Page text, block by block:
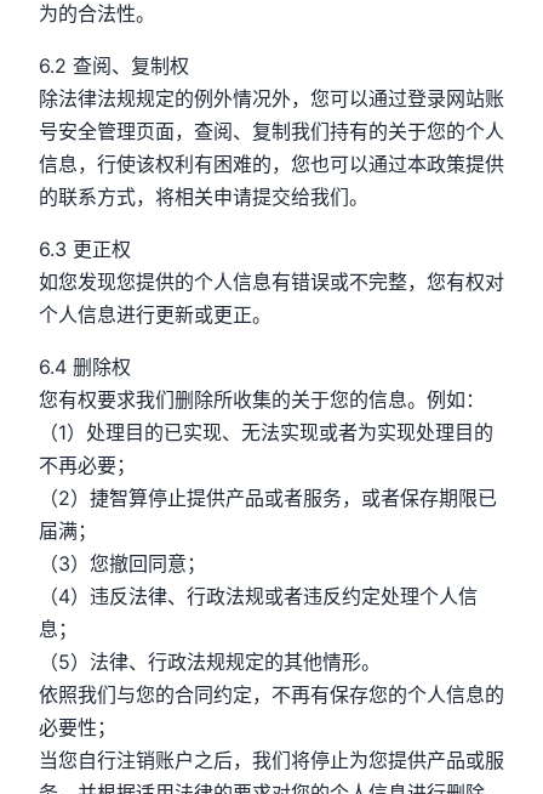
为的合法性。
6.2 查阅、复制权
除法律法规规定的例外情况外，您可以通过登录网站账
号安全管理页面，查阅、复制我们持有的关于您的个人
信息，行使该权利有困难的，您也可以通过本政策提供
的联系方式，将相关申请提交给我们。
6.3 更正权
如您发现您提供的个人信息有错误或不完整，您有权对
个人信息进行更新或更正。
6.4 删除权
您有权要求我们删除所收集的关于您的信息。例如：
（1）处理目的已实现、无法实现或者为实现处理目的
不再必要；
（2）捷智算停止提供产品或者服务，或者保存期限已
届满；
（3）您撤回同意；
（4）违反法律、行政法规或者违反约定处理个人信
息；
（5）法律、行政法规规定的其他情形。
依照我们与您的合同约定，不再有保存您的个人信息的
必要性；
当您自行注销账户之后，我们将停止为您提供产品或服